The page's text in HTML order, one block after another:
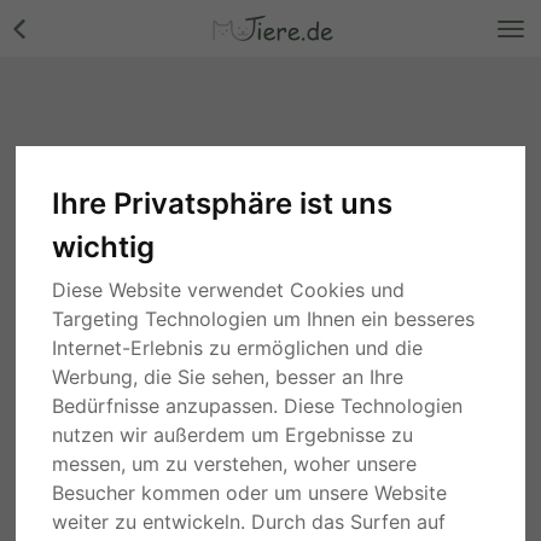
Ihre Privatsphäre ist uns
wichtig
Diese Website verwendet Cookies und
Targeting Technologien um Ihnen ein besseres
Internet-Erlebnis zu ermöglichen und die
Werbung, die Sie sehen, besser an Ihre
Bedürfnisse anzupassen. Diese Technologien
nutzen wir außerdem um Ergebnisse zu
messen, um zu verstehen, woher unsere
Besucher kommen oder um unsere Website
weiter zu entwickeln. Durch das Surfen auf
Suche
handgesponnene Wolle aus den Haaren Ihres
Hundes
Bayern
20,00 €
PRIVAT
Direkt von Künstlerin: Tierportraits ab Foto
Rheinland-Pfalz